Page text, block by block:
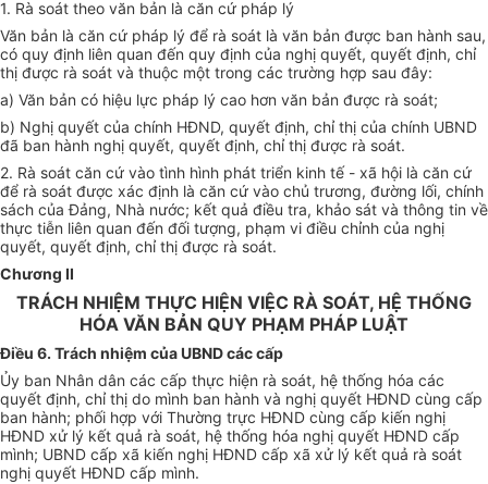
1. Rà soát theo văn bản là căn cứ pháp lý
Văn bản là căn cứ pháp lý để rà soát là văn bản được ban hành sau,
có quy định liên quan đến quy định của nghị quyết, quyết định, chỉ
thị được rà soát và thuộc một trong các trường hợp sau đây:
a) Văn bản có hiệu lực pháp lý cao hơn văn bản được rà soát;
b) Nghị quyết của chính HĐND, quyết định, chỉ thị của chính UBND
đã ban hành nghị quyết, quyết định, chỉ thị được rà soát.
2. Rà soát căn cứ vào tình hình phát triển kinh tế - xã hội là căn cứ
để rà soát được xác định là căn cứ vào chủ trương, đường lối, chính
sách của Đảng, Nhà nước; kết quả điều tra, khảo sát và thông tin về
thực tiễn liên quan đến đối tượng, phạm vi điều chỉnh của nghị
quyết, quyết định, chỉ thị được rà soát.
Chương II
TRÁCH NHIỆM THỰC HIỆN VIỆC RÀ SOÁT, HỆ THỐNG
HÓA VĂN BẢN QUY PHẠM PHÁP LUẬT
Điều 6. Trách nhiệm của UBND các cấp
Ủy ban Nhân dân các cấp thực hiện rà soát, hệ thống hóa các
quyết định, chỉ thị do mình ban hành và nghị quyết HĐND cùng cấp
ban hành; phối hợp với Thường trực HĐND cùng cấp kiến nghị
HĐND xử lý kết quả rà soát, hệ thống hóa nghị quyết HĐND cấp
mình; UBND cấp xã kiến nghị HĐND cấp xã xử lý kết quả rà soát
nghị quyết HĐND cấp mình.